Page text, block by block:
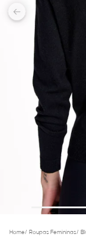
Home/ Roupas Femininas/